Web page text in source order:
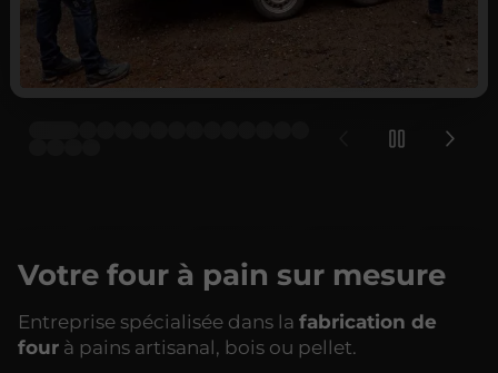
Votre four à pain sur mesure
Entreprise spécialisée dans la fabrication de
four à pains artisanal, bois ou pellet.